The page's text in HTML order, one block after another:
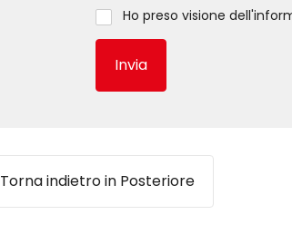
Ho preso visione dell'
Invia
Torna indietro in Posteriore